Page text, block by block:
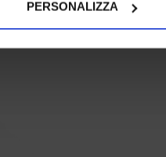
attivamente alla
personali e imposta le tue
dalla Dichiarazione
ed annunci, per fornire
sul modo in cui utilizza il
i quali potrebbero
PERSONALIZZA